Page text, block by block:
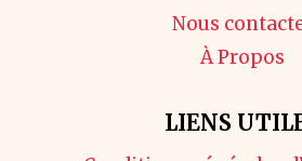
Nous
À Propos
LIENS